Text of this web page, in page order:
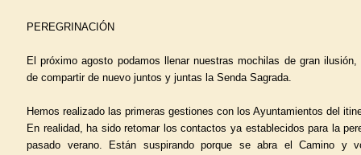
PEREGRINACIÓN
El próximo agosto podamos llenar nuestras mochilas de gran
de compartir de nuevo juntos y juntas la Senda Sagrada.
Hemos realizado las primeras gestiones con los Ayuntamientos del
En realidad, ha sido retomar los contactos ya establecidos para la
pasado verano. Están suspirando porque se abra el Camino y